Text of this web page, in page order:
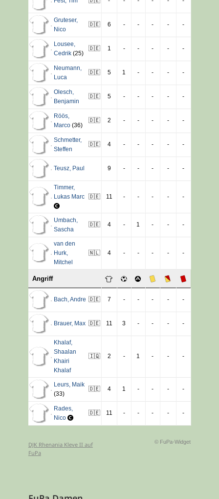
Gruteser,
Nico
🇩🇪 6 - - - - -
Lousee
Cedrik (25)
🇩🇪 1 - - - - -
Neumann
Luca
🇩🇪 5 1 - - - -
Olesch
Benjamin
🇩🇪 5 - - - - -
Röös,
Marco (36)
🇩🇪 2 - - - - -
Schmetter,
Steffen
🇩🇪 4 - - - - -
Teusz, Paul 9 - - - - -
Timmer,
Lukas Marc 🇩🇪 11 - - - - -
Umbach
Sascha
🇩🇪 4 - 1 - - -
van den
Hurk,
Mitchel
🇳🇱 4 - - - - -
Angriff
Bach Andre 🇩🇪 7 - - - - -
Brauer, Max 🇩🇪 11 3 - - - -
Khalaf,
Shaalan
Khairi
Khalaf
🇮🇶 2 - 1 - - -
Leurs, Maik
(33)
🇩🇪 4 1 - - - -
Rades,
Nico
🇩🇪 11 - - - - -
© FuPa-Widget
DJK Rhenania Kleve II auf
FuPa